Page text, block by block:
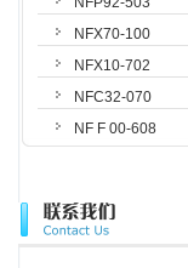
NFX70-100
NFX10-702
NFC32-070
NF F 00-608